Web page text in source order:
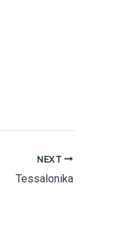
NEXT
Tessalonika